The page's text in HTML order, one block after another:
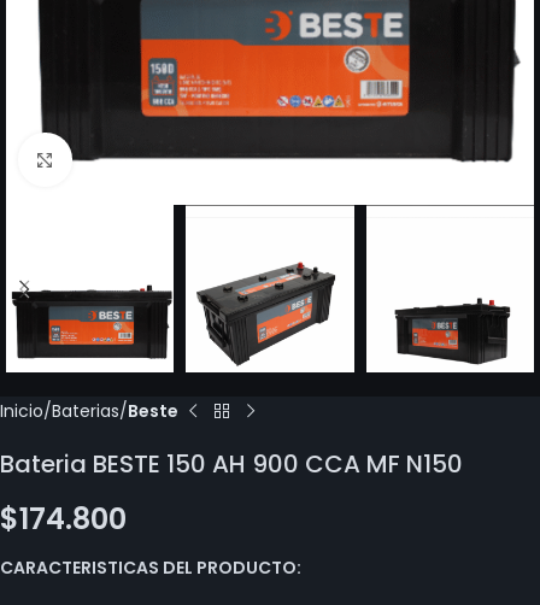
Click to enlarge
Inicio Baterias Beste
Bateria BESTE 150 AH 900 CCA MF N150
$174.800
CARACTERISTICAS DEL PRODUCTO: